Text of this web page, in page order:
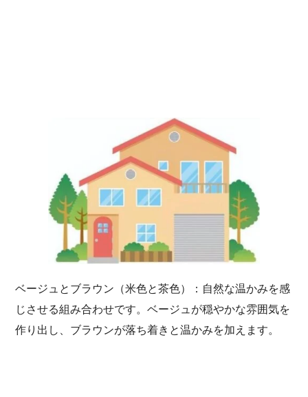
ベージュとブラウン（米色と茶色）：自然な温かみを感
じさせる組み合わせです。ベージュが穏やかな雰囲気を
作り出し、ブラウンが落ち着きと温かみを加えます。